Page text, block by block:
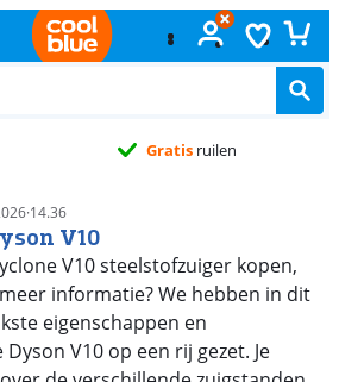
ruilen
·14.36
V10
V10 steelstofzuiger kopen,
informatie? We hebben in dit
eigenschappen en
V10 op een rij gezet. Je